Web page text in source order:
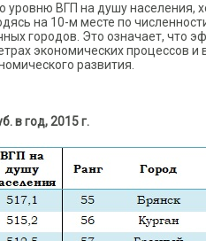
ВГП на душу населения,
на 10-м месте по
городов. Это означает, что
экономических процессов и
развития.
год, 2015 г.